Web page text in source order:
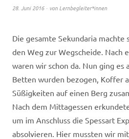
28. Juni 2016 von Lernbegleiter*innen
Die gesamte Sekundaria machte
den Weg zur Wegscheide. Nach
waren wir schon da. Nun ging es
Betten wurden bezogen, Koffer
Süßigkeiten auf einen Berg
Nach dem Mittagessen
um im Anschluss die Spessart
absolvieren. Hier mussten wir